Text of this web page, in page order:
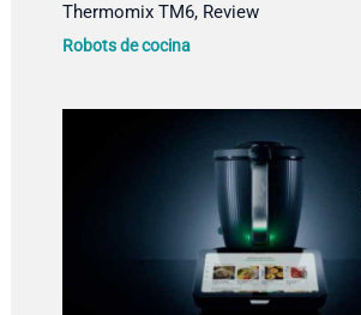
Thermomix TM6, Review
Robots de cocina